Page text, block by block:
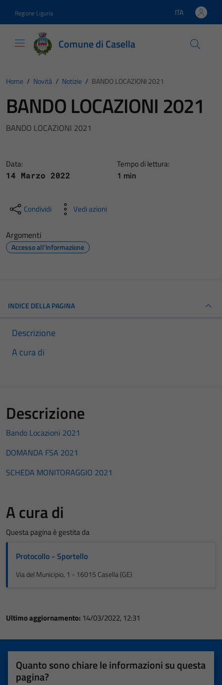
Regione Liguria Lingua attiva:
ITA
Comune di Casella
Home / Novità / Notizie / BANDO LOCAZIONI 2021
BANDO LOCAZIONI 2021
BANDO LOCAZIONI 2021
Data:
14 Marzo 2022
Tempo di lettura:
1 min
Condividi Vedi azioni
Argomenti
Accesso all'informazione
INDICE DELLA PAGINA
Descrizione
A cura di
Descrizione
Bando Locazioni 2021
DOMANDA FSA 2021
SCHEDA MONITORAGGIO 2021
A cura di
Questa pagina è gestita da
Protocollo - Sportello
Via del Municipio, 1 - 16015 Casella (GE)
Ultimo aggiornamento: 14/03/2022, 12:31
Quanto sono chiare le informazioni su questa
pagina?